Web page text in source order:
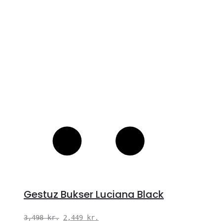
Gestuz Bukser Luciana Black
3,498kr. Den
2,449 kr.